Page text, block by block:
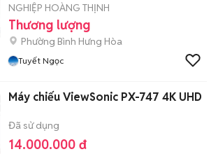
NGHIỆP HOÀNG THỊNH
Thương lượng
Phường Bình Hưng Hòa
Tuyết Ngọc
Máy chiếu ViewSonic PX-747 4K UHD
Đã sử dụng
14.000.000 đ